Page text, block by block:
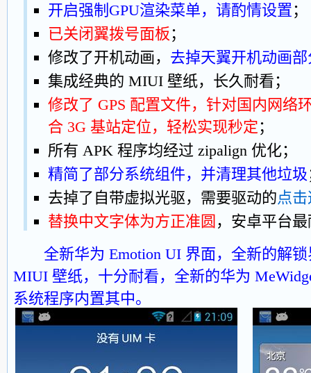
开启强制GPU渲染菜单，请酌情设置；
已关闭翼拨号面板；
修改了开机动画， 去掉天翼开机动画部
集成经典的 MIUI 壁纸，长久耐看；
修改了 GPS 配置文件，针对国内网络
合 3G 基站定位，轻松实现秒定；
所有 APK 程序均经过 zipalign 优化；
精简了部分系统组件，并清理其他垃圾
去掉了自带虚拟光驱，需要驱动的点
替换中文字体为方正准圆 ，安卓平台
全新华为 Emotion UI 界面，全新的解
MIUI 壁纸，十分耐看，全新的华为
系统程序内置其中。